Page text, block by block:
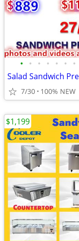
• • • • • • •
7/30 100% NEW
$1,199